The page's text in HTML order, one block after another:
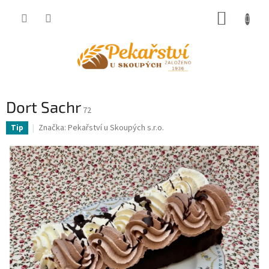
Dort Sachr 72
Tip Značka: Pekařství u Skoupých s.r.o.